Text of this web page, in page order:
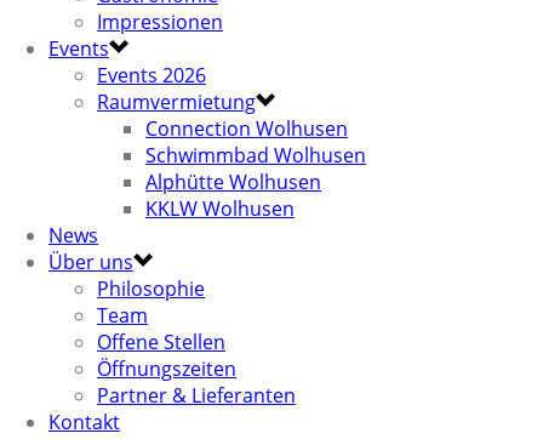
Impressionen
Events
Events 2026
Raumvermietung
Connection Wolhusen
Schwimmbad Wolhusen
Alphütte Wolhusen
KKLW Wolhusen
News
Über uns
Philosophie
Team
Offene Stellen
Öffnungszeiten
Partner & Lieferanten
Kontakt